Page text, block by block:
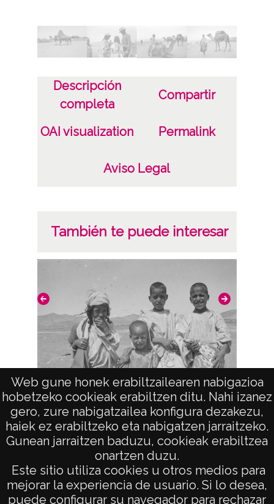
Web gune honek erabiltzailearen nabigazioa
hobetzeko cookieak erabiltzen ditu. Nahi izanez
gero, zure nabigatzailea konfigura dezakezu,
haiek ez erabiltzeko eta nabigatzen jarraitzeko.
Gunean jarraitzen baduzu, cookieak erabiltzea
onartzen duzu.
Este sitio utiliza cookies u otros medios para
mejorar la experiencia de usuario. Si lo desea,
puede configurar su navegador para rechazar
Descripción
completa
Compartir
OAI visualization Permalink
Aviso Legal
También te puede interesar
Retratos en el zoco
AVISO LEGAL
POLÍTICA DE PRIVACIDAD
ACCESIBILIDAD